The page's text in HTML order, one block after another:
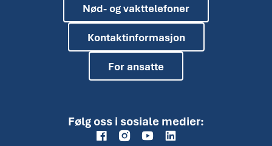
Nød- og vakttelefoner
Kontaktinformasjon
For ansatte
Følg oss i sosiale medier: